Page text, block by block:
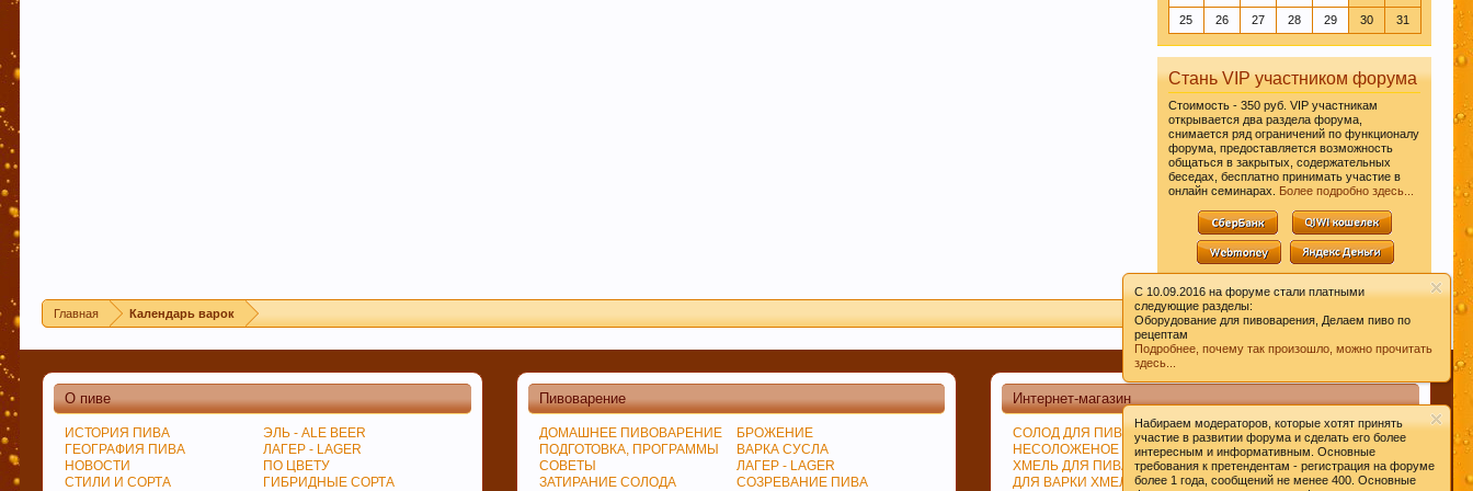
C 10.09.2016 на форуме стали платными
следующие разделы:
Оборудование для пивоварения, Делаем пиво по
рецептам
Подробнее, почему так произошло, можно прочитать
здесь...
Набираем модераторов, которые хотят принять
участие в развитии форума и сделать его более
интересным и информативным. Основные
требования к претендентам - регистрация на форуме
более 1 года, сообщений не менее 400. Основные
25
26 27 28 29 30 31
Стань VIP участником форума
Стоимость - 350 руб. VIP участникам
открывается два раздела форума,
снимается ряд ограничений по функционалу
форума, предоставляется возможность
общаться в закрытых, содержательных
беседах, бесплатно принимать участие в
онлайн семинарах.
Более подробно здесь...
Главная Календарь варок
Интернет-магазин
СОЛОД ДЛЯ ПИВОВАРЕНИЯ
НЕСОЛОЖЕНОЕ СЫРЬЁ
ХМЕЛЬ ДЛЯ ПИВА
ДЛЯ ВАРКИ ХМЕЛЯ
ДРОЖЖИ ПИВОВАРЕННЫЕ
СПЕЦИИ
ИЗМЕЛЬЧЕНИЕ СОЛОДА
ВАРКА СУСЛА
О пиве
ИСТОРИЯ ПИВА
ГЕОГРАФИЯ ПИВА
НОВОСТИ
СТИЛИ И СОРТА
ЭЛЬ - ALE BEER
ЛАГЕР - LAGER
ПО ЦВЕТУ
ГИБРИДНЫЕ СОРТА
Пивоварение
ДОМАШНЕЕ ПИВОВАРЕНИЕ
ПОДГОТОВКА, ПРОГРАММЫ
СОВЕТЫ
ЗАТИРАНИЕ СОЛОДА
БРОЖЕНИЕ
ВАРКА СУСЛА
ЛАГЕР - LAGER
СОЗРЕВАНИЕ ПИВА